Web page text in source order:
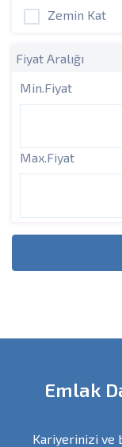
Zemin Kat
Fiyat Aralığı
Min.Fiyat
Max.Fiyat
Emlak
Kariyerinizi ve